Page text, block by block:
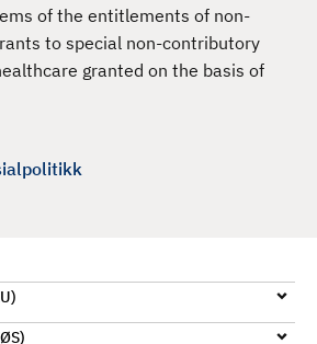
of the entitlements of non-
to special non-contributory
granted on the basis of